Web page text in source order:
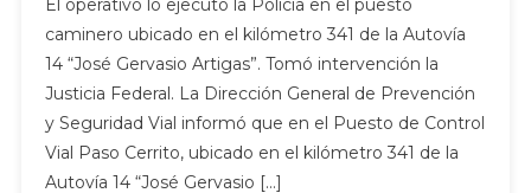
El operativo lo ejecutó la Policía en el puesto
caminero ubicado en el kilómetro 341 de la Autovía
14 “José Gervasio Artigas”. Tomó intervención la
Justicia Federal. La Dirección General de Prevención
y Seguridad Vial informó que en el Puesto de Control
Vial Paso Cerrito, ubicado en el kilómetro 341 de la
Autovía 14 “José Gervasio […]